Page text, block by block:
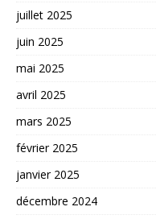
juillet 2025
juin 2025
mai 2025
avril 2025
mars 2025
février 2025
janvier 2025
décembre 2024